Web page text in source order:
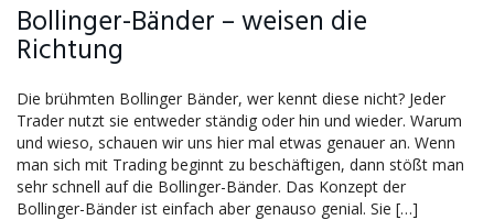
Bollinger-Bänder – weisen die
Richtung
Die brühmten Bollinger Bänder, wer kennt diese nicht? Jeder
Trader nutzt sie entweder ständig oder hin und wieder. Warum
und wieso, schauen wir uns hier mal etwas genauer an. Wenn
man sich mit Trading beginnt zu beschäftigen, dann stößt man
sehr schnell auf die Bollinger-Bänder. Das Konzept der
Bollinger-Bänder ist einfach aber genauso genial. Sie […]